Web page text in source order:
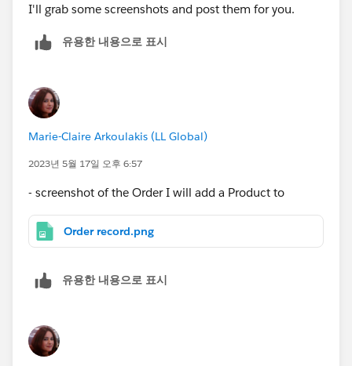
I'll grab some screenshots and post them for you.
유용한 내용으로 표시
Marie-Claire Arkoulakis (LL Global)
2023년 5월 17일 오후 6:57
- screenshot of the Order I will add a Product to
Order record.png
유용한 내용으로 표시